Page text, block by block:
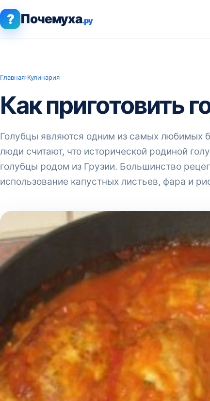
? Почемуха.ру
Главная›Кулинария
Как приготовить
Голубцы являются одним из самых любимых
люди считают, что исторической родиной
голубцы родом из Грузии. Большинство
использование капустных листьев, фара и